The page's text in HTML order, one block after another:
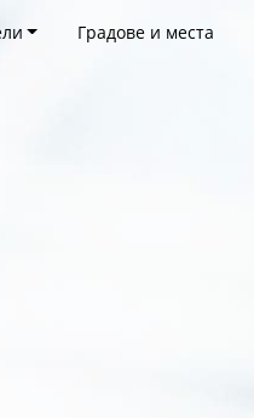
Градове и места